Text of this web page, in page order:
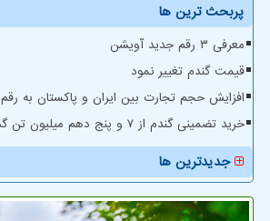
پربحث ترین ها
معرفی ۳ رقم جدید آویشن
قیمت گندم تغییر نمود
افزایش حجم تجارت بین ایران و پاکستان به رقم 10 میلیارد دلار
خرید تضمینی گندم از ۷ و پنج دهم میلیون تن گذشت
جدیدترین ها